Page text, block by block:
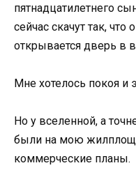
пятнадцатилетнего
сейчас скачут так,
открывается дверь в
Мне хотелось покоя и
Но у вселенной, а
были на мою
коммерческие планы.